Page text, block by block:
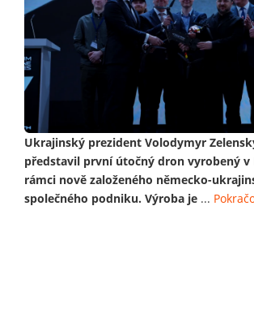
Ukrajinský prezident Volodymyr
představil první útočný dron vyrobený v
rámci nově založeného německo-
společného podniku. Výroba je ...